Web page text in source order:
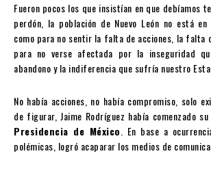
Fueron pocos los que insistían en que debíamos
perdón, la población de Nuevo León no está
como para no sentir la falta de acciones, la falta
para no verse afectada por la inseguridad
abandono y la indiferencia que sufría nuestro
No había acciones, no había compromiso, solo
de figurar, Jaime Rodríguez había comenzado
Presidencia de México . En base a
polémicas, logró acaparar los medios de